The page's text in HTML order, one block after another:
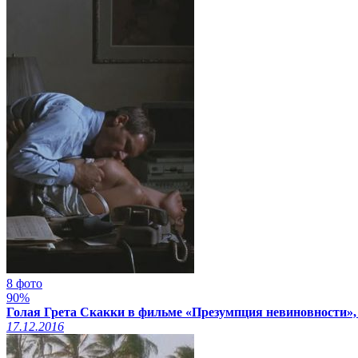
8 фото
90%
Голая Грета Скакки в фильме «Презумпция невиновности»,
17.12.2016